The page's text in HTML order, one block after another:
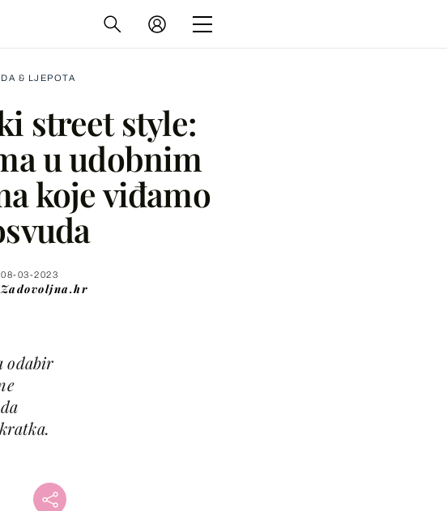
& LJEPOTA
street style:
u udobnim
koje viđamo
08-03-2023
Zadovoljna.hr
odabir